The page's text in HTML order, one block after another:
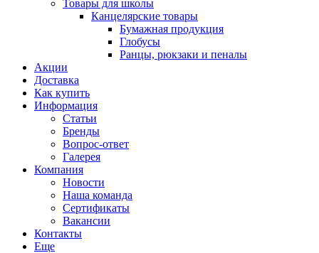
Товары для школы
Канцелярские товары
Бумажная продукция
Глобусы
Ранцы, рюкзаки и пеналы
Акции
Доставка
Как купить
Информация
Статьи
Бренды
Вопрос-ответ
Галерея
Компания
Новости
Наша команда
Сертификаты
Вакансии
Контакты
Еще